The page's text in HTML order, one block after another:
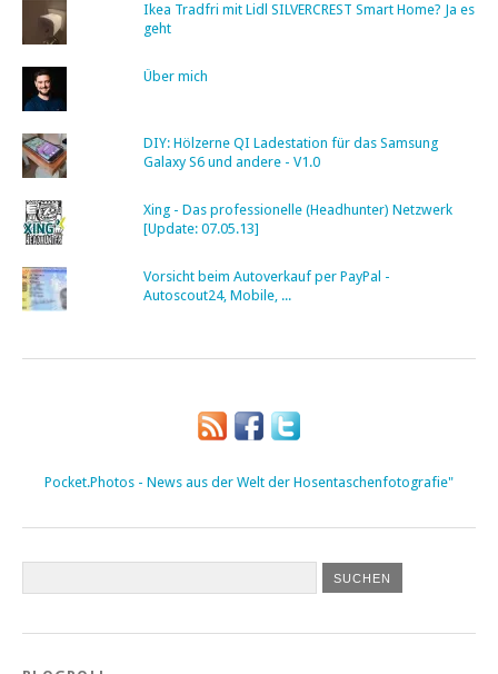
Ikea Tradfri mit Lidl SILVERCREST Smart Home? Ja es
geht
Über mich
DIY: Hölzerne QI Ladestation für das Samsung
Galaxy S6 und andere - V1.0
Xing - Das professionelle (Headhunter) Netzwerk
[Update: 07.05.13]
Vorsicht beim Autoverkauf per PayPal -
Autoscout24, Mobile, ...
Pocket.Photos - News aus der Welt der Hosentaschenfotografie"